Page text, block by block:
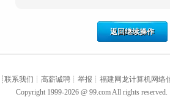
返回继续操作
┊ 联系我们 ┊ 高薪诚聘 ┊ 举报 ┊ 福建网龙计算机网络
Copyright 1999-2026 @ 99.comAll rights reserved.